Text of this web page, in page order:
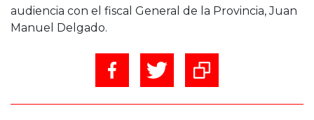
audiencia con el fiscal General de la Provincia, Juan
Manuel Delgado.